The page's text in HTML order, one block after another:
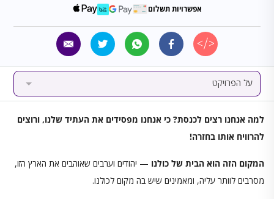
אפשרויות תשלום
על הפרויקט
למה אנחנו רצים לכנסת? כי אנחנו מפסידים את העתיד שלנו, ורוצים
להרוויח אותו בחזרה!
המקום הזה הוא הבית של כולנו — יהודים וערבים שאוהבים את הארץ הזו,
מסרבים לוותר עליה, ומאמינים שיש בה מקום לכולנו.